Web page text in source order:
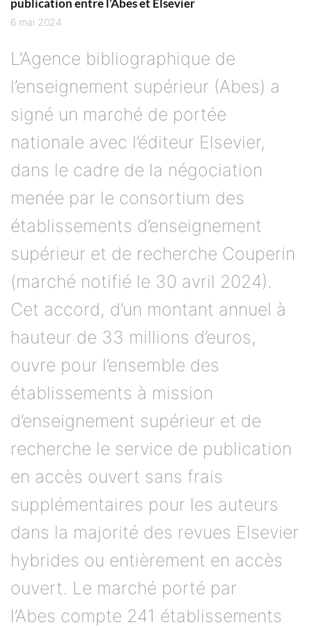
publication entre l’Abes et Elsevier
6 mai 2024
L’Agence bibliographique de
l’enseignement supérieur (Abes) a
signé un marché de portée
nationale avec l’éditeur Elsevier,
dans le cadre de la négociation
menée par le consortium des
établissements d’enseignement
supérieur et de recherche Couperin
(marché notifié le 30 avril 2024).
Cet accord, d’un montant annuel à
hauteur de 33 millions d’euros,
ouvre pour l’ensemble des
établissements à mission
d’enseignement supérieur et de
recherche le service de publication
en accès ouvert sans frais
supplémentaires pour les auteurs
dans la majorité des revues Elsevier
hybrides ou entièrement en accès
ouvert. Le marché porté par
l’Abes compte 241 établissements